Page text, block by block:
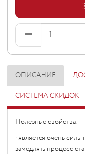
ОПИСАНИЕ
СИСТЕМА СКИДОК
Полезные свойства:
· является очень
замедлять процесс